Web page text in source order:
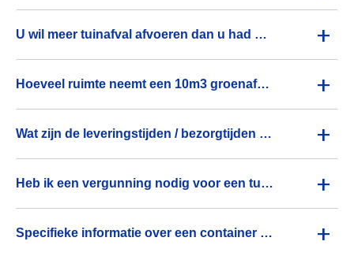
U wil meer tuinafval afvoeren dan u had verwacht? +
Hoeveel ruimte neemt een 10m3 groenafval container in? +
Wat zijn de leveringstijden / bezorgtijden van de container voor 10 kuub groenafval? +
Heb ik een vergunning nodig voor een tuinafval container van 10 kuub? +
Specifieke informatie over een container voor 10m3 tuinafval afvoeren +